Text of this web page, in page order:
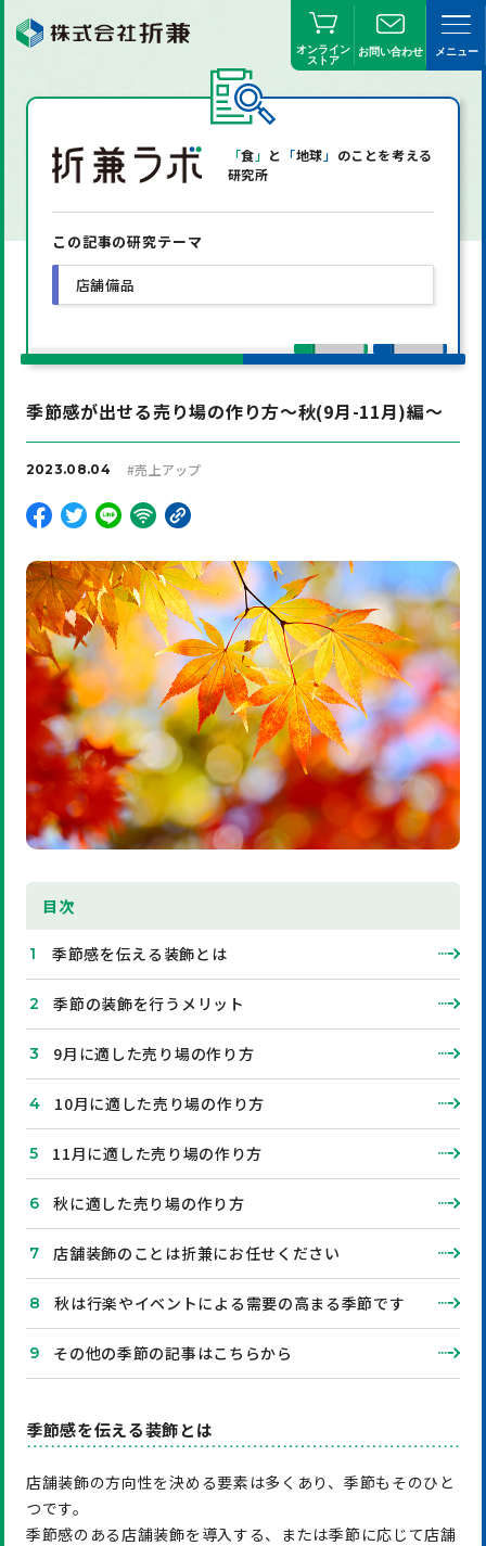
オンライン
ストア
お問い合わせ メニュー
「食 」 と 「地球 」 のことを考える
研究所
この記事の研究テーマ
店舗備品
季節感が出せる売り場の作り方〜秋(9月-11月)編〜
2023.08.04 #売上アップ
目 次
季節感を伝える装飾とは
季節の装飾を行うメリット
9月に適した売り場の作り方
10月に適した売り場の作り方
11月に適した売り場の作り方
秋に適した売り場の作り方
店舗装飾のことは折兼にお任せください
秋は行楽やイベントによる需要の高まる季節です
その他の季節の記事はこちらから
季節感を伝える装飾とは
店舗装飾の方向性を決める要素は多くあり、季節もそのひと
つです。
季節感のある店舗装飾を導入する、または季節に応じて店舗